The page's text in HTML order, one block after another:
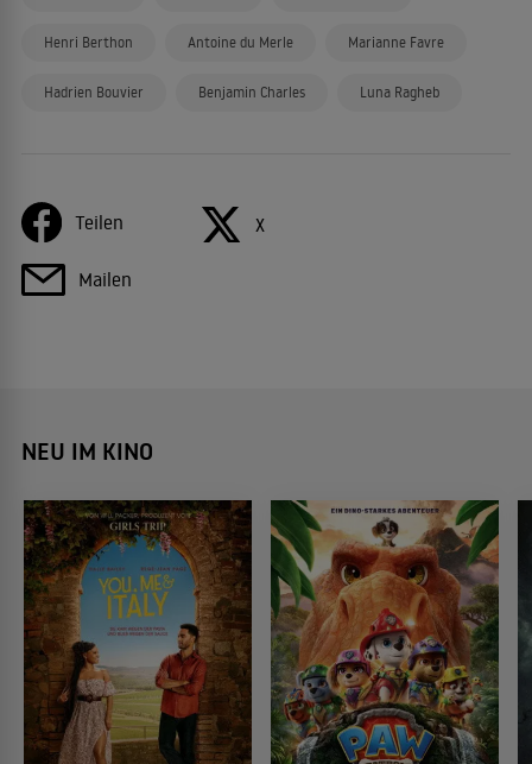
Henri Berthon Antoine du Merle Marianne Favre
Hadrien Bouvier Benjamin Charles Luna Ragheb
Teilen X
Mailen
NEU IM KINO